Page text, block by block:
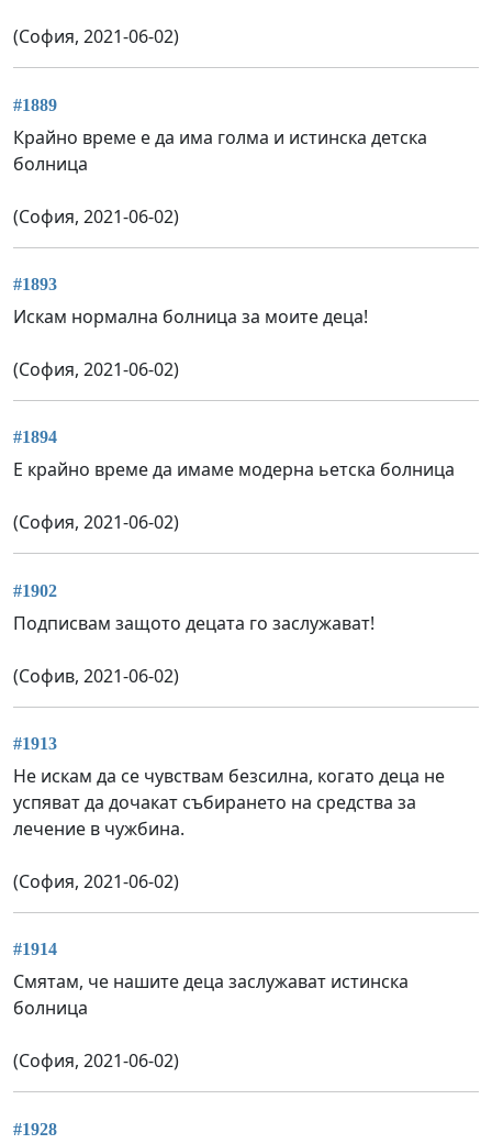
(София, 2021-06-02)
#1889
Крайно време е да има голма и истинска детска
болница
(София, 2021-06-02)
#1893
Искам нормална болница за моите деца!
(София, 2021-06-02)
#1894
Е крайно време да имаме модерна ьетска болница
(София, 2021-06-02)
#1902
Подписвам защото децата го заслужават!
(Софив, 2021-06-02)
#1913
Не искам да се чувствам безсилна, когато деца не
успяват да дочакат събирането на средства за
лечение в чужбина.
(София, 2021-06-02)
#1914
Смятам, че нашите деца заслужават истинска
болница
(София, 2021-06-02)
#1928